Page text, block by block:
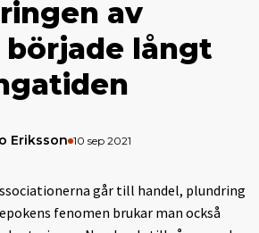
av
började långt
Eriksson 10 sep 2021
går till handel, plundring
fenomen brukar man också